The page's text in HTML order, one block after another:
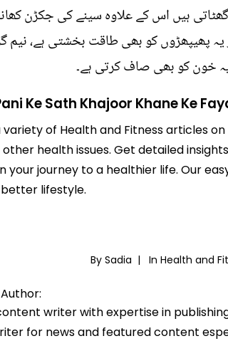
چربی کو گھٹاتی ہیں اس کے علاوہ سینے کی جکڑن
یہ پھیپھڑوں کو بھی طاقت بخشتی ہے، نیم
خون کو بھی صاف کرتی ہے۔
Ke Sath Khajoor Khane Ke
variety of Health and Fitness articles
other health issues. Get detailed
your journey to a healthier life. Our
lifestyle.
By Sadia | In Health and
writer with expertise in
for news and featured content